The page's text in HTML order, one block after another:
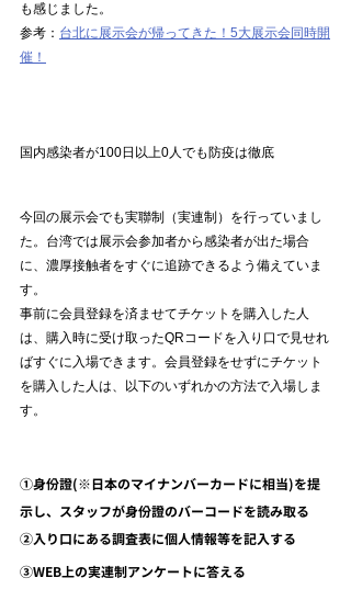
も感じました。
参考： 台北に展示会が帰ってきた！5大展示会同時開
催！
国内感染者が100日以上0人でも防疫は徹底
今回の展示会でも実聯制（実連制） を行っていまし
た。台湾では展示会参加者から感染者が出た場合
に、濃厚接触者をすぐに追跡できるよう備えていま
す。
事前に会員登録を済ませてチケットを購入した人
は、購入時に受け取ったQRコードを入り口で見せれ
ばすぐに入場できます。会員登録をせずにチケット
を購入した人は、以下のいずれかの方法で入場しま
す。
①身份證(※日本のマイナンバーカードに相当)を提
示し、スタッフが身份證のバーコードを読み取る
②入り口にある調査表に個人情報等を記入する
③WEB上の実連制アンケートに答える